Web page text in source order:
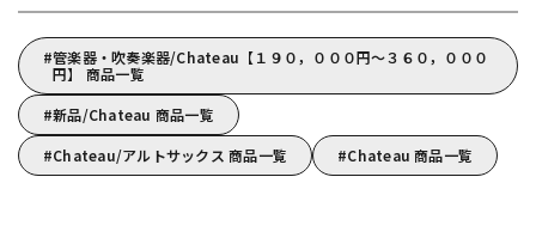
管楽器・吹奏楽器/Chateau【１９０，０００円～３６０，０００
円】 商品一覧
新品/Chateau 商品一覧
Chateau/アルトサックス 商品一覧
Chateau 商品一覧